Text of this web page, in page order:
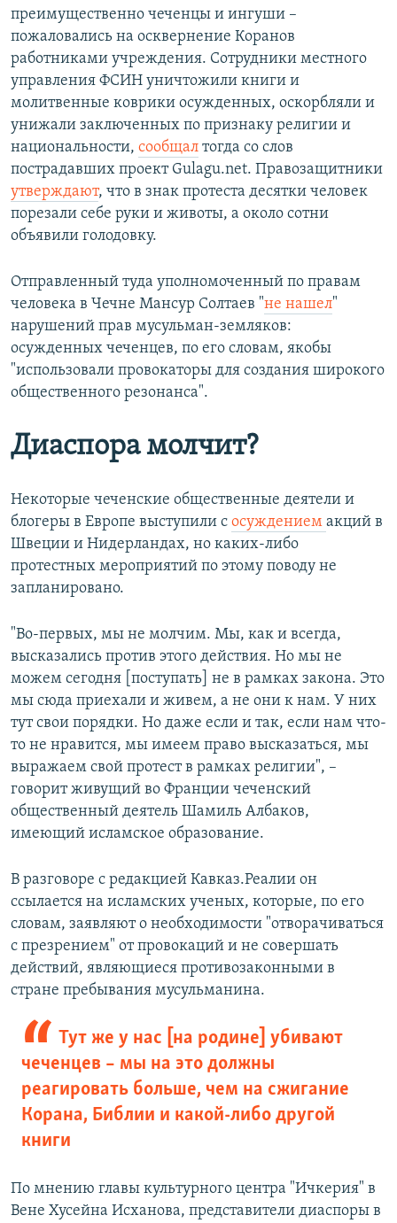
преимущественно чеченцы и ингуши –
пожаловались на осквернение Коранов
работниками учреждения. Сотрудники местного
управления ФСИН уничтожили книги и
молитвенные коврики осужденных, оскорбляли и
унижали заключенных по признаку религии и
национальности, сообщал тогда со слов
пострадавших проект Gulagu.net. Правозащитники
утверждают, что в знак протеста десятки человек
порезали себе руки и животы, а около сотни
объявили голодовку.
Отправленный туда уполномоченный по правам
человека в Чечне Мансур Солтаев "не нашел"
нарушений прав мусульман-земляков:
осужденных чеченцев, по его словам, якобы
"использовали провокаторы для создания широкого
общественного резонанса".
Диаспора молчит?
Некоторые чеченские общественные деятели и
блогеры в Европе выступили с осуждением акций в
Швеции и Нидерландах, но каких-либо
протестных мероприятий по этому поводу не
запланировано.
"Во-первых, мы не молчим. Мы, как и всегда,
высказались против этого действия. Но мы не
можем сегодня [поступать] не в рамках закона. Это
мы сюда приехали и живем, а не они к нам. У них
тут свои порядки. Но даже если и так, если нам что-
то не нравится, мы имеем право высказаться, мы
выражаем свой протест в рамках религии", –
говорит живущий во Франции чеченский
общественный деятель Шамиль Албаков,
имеющий исламское образование.
В разговоре с редакцией Кавказ.Реалии он
ссылается на исламских ученых, которые, по его
словам, заявляют о необходимости "отворачиваться
с презрением" от провокаций и не совершать
действий, являющиеся противозаконными в
стране пребывания мусульманина.
Тут же у нас [на родине] убивают
чеченцев – мы на это должны
реагировать больше, чем на сжигание
Корана, Библии и какой-либо другой
книги
По мнению главы культурного центра "Ичкерия" в
Вене Хусейна Исханова, представители диаспоры в